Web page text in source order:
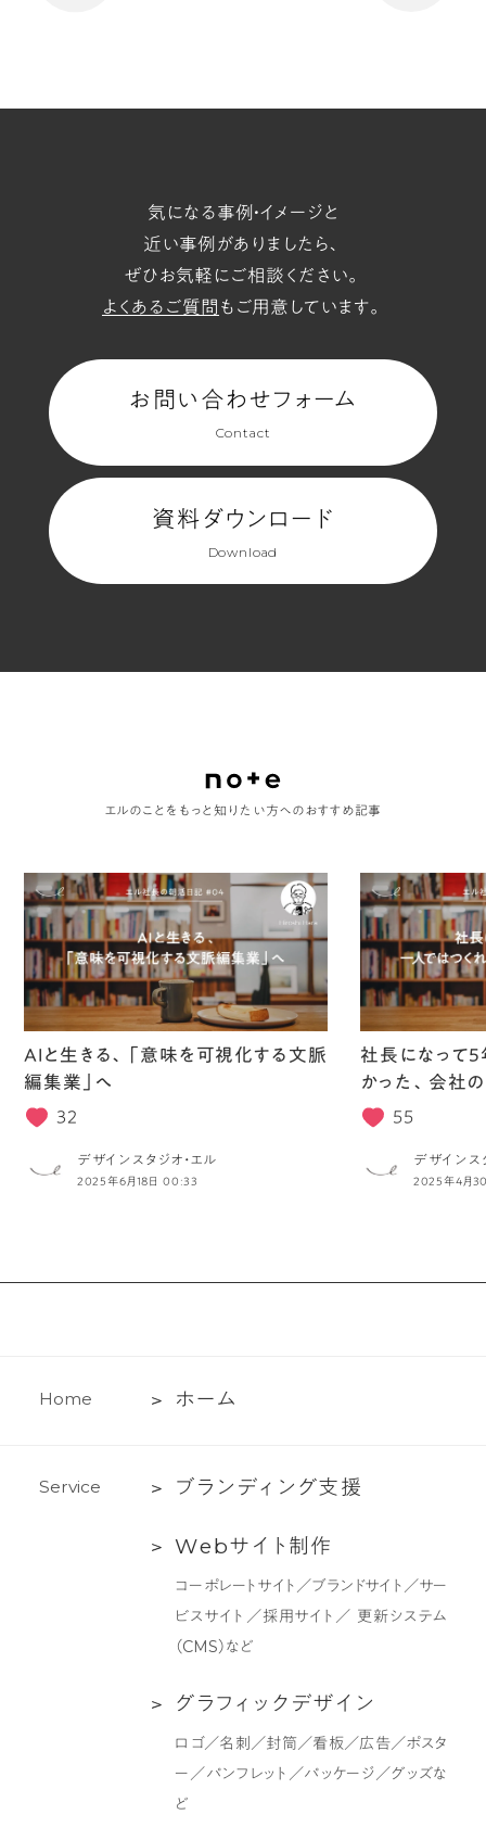
へ
(3
気になる事例・イメージと
近い事例がありましたら、
ぜひお気軽にご相談ください。
よくあるご質問 もご用意しています。
お問い合わせフォーム
Contact
資料ダウンロード
Download
エルのことをもっと知りたい方へのおすすめ記事
AIと生きる、「意味を可視化する文脈
編集業」へ
32
デザインスタジオ・エル
2025年6月18日 00:33
社長になって5
かった、会社
55
デザインス
2025年4月
Home
ホ
ホーム
Service
ブ
ン
支
ブラ ン ディ ン グ支援
Web
作
Webサ イ ト 制 作
コーポレートサイト／ブランドサイト／サー
ビスサイト／採用サイト／ 更新システム
（CMS）など
グ
グラフ ィ ッ ク デザイ ン
ロゴ／名刺／封筒／看板／広告／ポスタ
ー／パンフレット／パッケージ／グッズな
ど